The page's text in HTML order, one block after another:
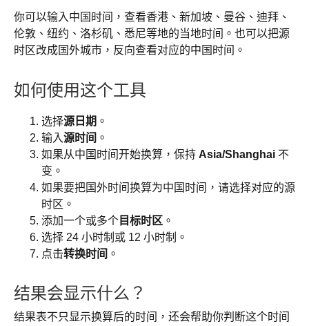
你可以输入中国时间，查看香港、新加坡、曼谷、迪拜、
伦敦、纽约、洛杉矶、悉尼等地的当地时间。也可以把源
时区改成国外城市，反向查看对应的中国时间。
如何使用这个工具
选择源日期 。
输入源时间 。
如果从中国时间开始换算，保持 Asia/Shanghai 不
变。
如果要把国外时间换算为中国时间，请选择对应的源
时区。
添加一个或多个 目标时区 。
选择 24 小时制或 12 小时制。
点击转换时间 。
结果会显示什么？
结果表不只显示换算后的时间，还会帮助你判断这个时间